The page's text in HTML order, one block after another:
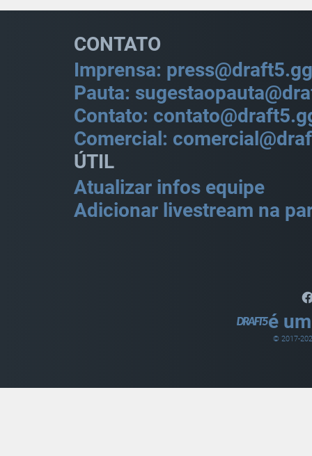
CONTATO
Imprensa: press@draft5.gg
Pauta:
Contato:
Comercial:
ÚTIL
Atualizar infos equipe
Adicionar livestream na
é
© 2017-